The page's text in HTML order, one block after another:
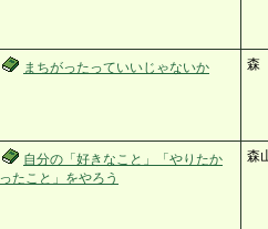
まちがったっていいじゃないか 森
自分の「好きなこと」「やりたか
ったこと」をやろう
森